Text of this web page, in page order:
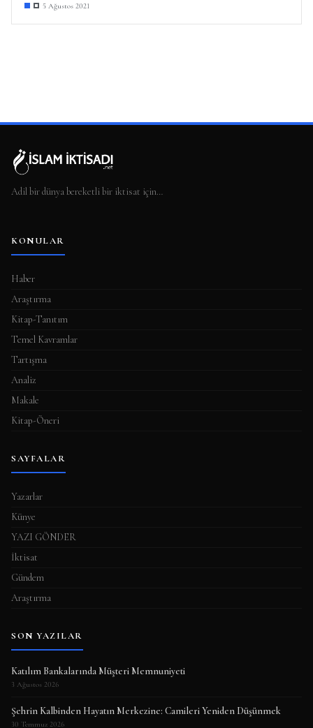
5 Ağustos 2021
Adil bir dünya bereketli bir iktisat için…
KONULAR
Haber
Araştırma
Kitap-Tanıtım
Temel Kavramlar
Tartışma
Analiz
Makale
Kitap-Öneri
SAYFALAR
Yazarlar
Künye
YAZI GÖNDER
İktisat
Gündem
Araştırma
SON YAZILAR
Katılım Bankalarında Müşteri Memnuniyeti
3 Ağustos 2026
Şehrin Kalbinden Hayatın Merkezine: Camileri Yeniden Düşünmek
30 Temmuz 2026